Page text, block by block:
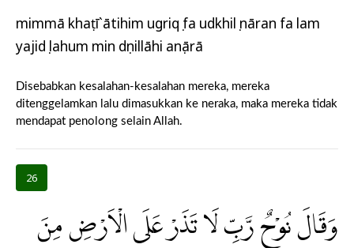
mimmā khaṭī`ātihim ugriqụ fa udkhilụ nāran fa lam
yajidụ lahum min dụnillāhi anṣārā
Disebabkan kesalahan-kesalahan mereka, mereka
ditenggelamkan lalu dimasukkan ke neraka, maka mereka tidak
mendapat penolong selain Allah.
26
وَقَالَ نُوْحٌ رَّبِّ لَا تَذَرْ عَلَى الْاَرْضِ مِنَ